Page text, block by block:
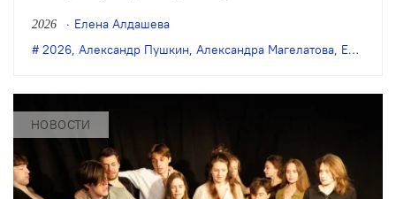
Романа Габриа «Онегин. Дуэль» (12+)
по мотивам пушкинского романа в
2026
Елена Алдашева
2026, Александр Пушкин, Александра Магелатова, Евгений Онегин
НОВОСТИ